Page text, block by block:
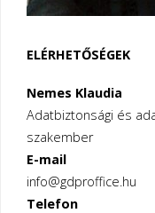
ELÉRHETŐSÉGEK
Nemes Klaudia
Adatbiztonsági és
szakember
E-mail
info@gdproffice.hu
Telefon